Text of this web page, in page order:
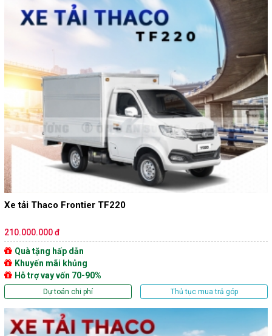
Xe tải Thaco Frontier TF220
210.000.000 đ
Quà tặng hấp dẫn
Khuyến mãi khủng
Hỗ trợ vay vốn 70-90%
Dự toán chi phí Thủ tục mua trả góp